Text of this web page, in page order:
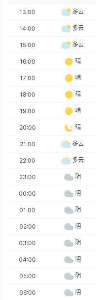
13:00 多云
14:00 多云
15:00 多云
16:00 晴
17:00 晴
18:00 晴
19:00 晴
20:00 晴
21:00 多云
22:00 多云
23:00 阴
00:00 阴
01:00 阴
02:00 阴
03:00 阴
04:00 阴
05:00 阴
06:00 阴